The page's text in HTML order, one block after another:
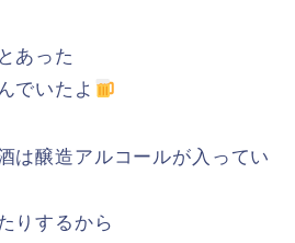
あった
でいたよ
は醸造アルコールが入ってい
りするから